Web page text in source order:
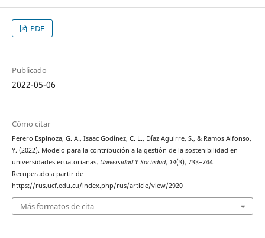
PDF
Publicado
2022-05-06
Cómo citar
Perero Espinoza, G. A., Isaac Godínez, C. L., Díaz Aguirre, S., & Ramos Alfonso,
Y. (2022). Modelo para la contribución a la gestión de la sostenibilidad en
universidades ecuatorianas. Universidad Y Sociedad, 14(3), 733–744.
Recuperado a partir de
https://rus.ucf.edu.cu/index.php/rus/article/view/2920
Más formatos de cita